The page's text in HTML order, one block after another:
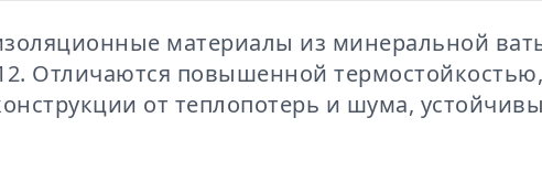
материалы из минеральной
Отличаются повышенной
от теплопотерь и шума,